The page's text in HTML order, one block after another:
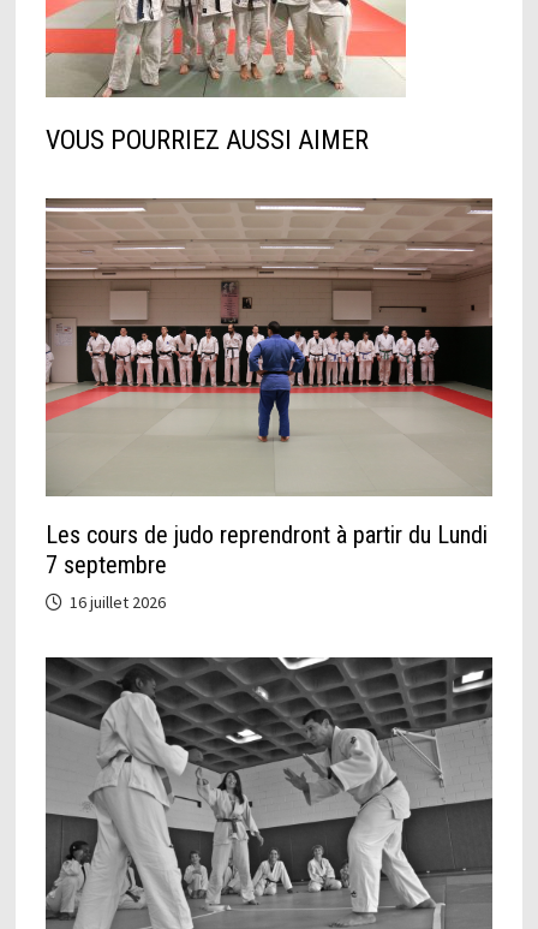
VOUS POURRIEZ AUSSI AIMER
Les cours de judo reprendront à partir du Lundi
7 septembre
16 juillet 2026